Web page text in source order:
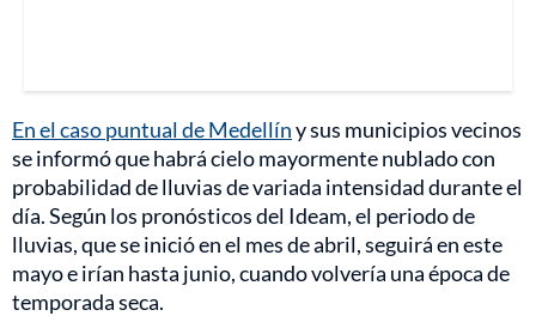
En el caso puntual de Medellíny sus municipios vecinos
se informó que habrá cielo mayormente nublado con
probabilidad de lluvias de variada intensidad durante el
día. Según los pronósticos del Ideam, el periodo de
lluvias, que se inició en el mes de abril, seguirá en este
mayo e irían hasta junio, cuando volvería una época de
temporada seca.